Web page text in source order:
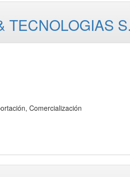
TECNOLOGIAS
Comercialización